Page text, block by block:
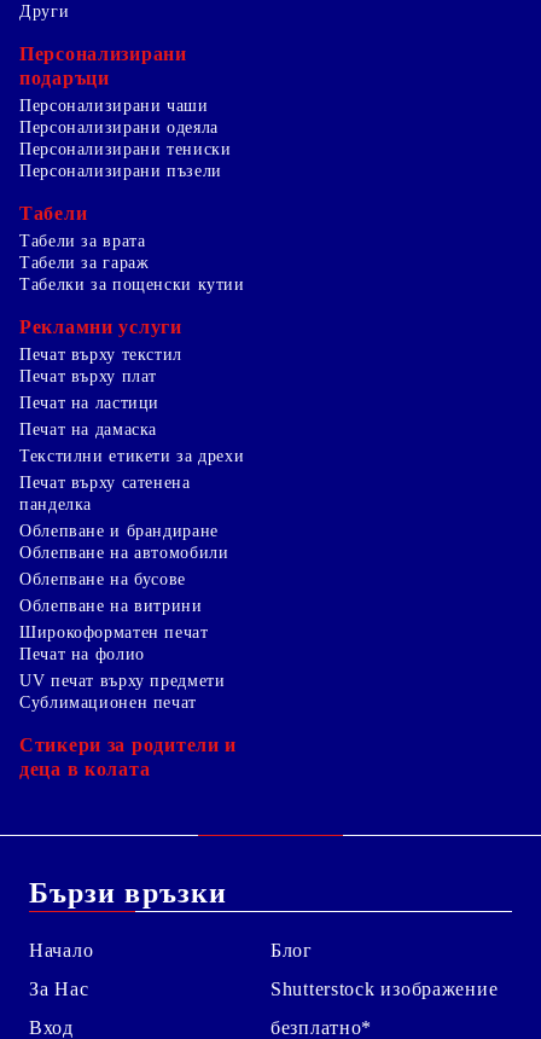
Други
Персонализирани
подаръци
Персонализирани чаши
Персонализирани одеяла
Персонализирани тениски
Персонализирани пъзели
Табели
Табели за врата
Табели за гараж
Табелки за пощенски кутии
Рекламни услуги
Печат върху текстил
Печат върху плат
Печат на ластици
Печат на дамаска
Текстилни етикети за дрехи
Печат върху сатенена
панделка
Облепване и брандиране
Облепване на автомобили
Облепване на бусове
Облепване на витрини
Широкоформатен печат
Печат на фолио
UV печат върху предмети
Сублимационен печат
Стикери за родители и
деца в колата
Бързи връзки
Начало
За Нас
Вход
Блог
Shutterstock изображение
безплатно*